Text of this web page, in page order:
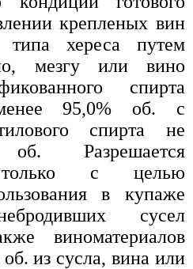
крепленых вин
хереса путем
мезгу или вино
спирта
95,0% об. с
спирта не
Разрешается
только с целью
в купаже
сусел
виноматериалов
из сусла, вина или